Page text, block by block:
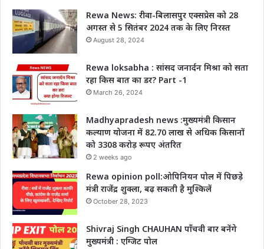
Rewa News: रीवा-बिलासपुर एक्सप्रेस को 28
अगस्त से 5 सितंबर 2024 तक के लिए निरस्त
August 28, 2024
Rewa loksabha : सांसद जनार्दन मिश्रा को सता
रहा किस बात का डर? Part -1
March 26, 2024
Madhyapradesh news :मुख्यमंत्री किसान
कल्याण योजना में 82.70 लाख से अधिक किसानों
को 3308 करोड़ रूपए अंतरित
2 weeks ago
Rewa opinion poll:ओपिनियन पोल में पिछड़े
मंत्री राजेंद्र शुक्ला, बढ़ सकती है मुश्किलें
October 28, 2023
Shivraj Singh CHAUHAN पाँचवी बार बनेंगे
मुख्यमंत्री : एग्जिट पोल